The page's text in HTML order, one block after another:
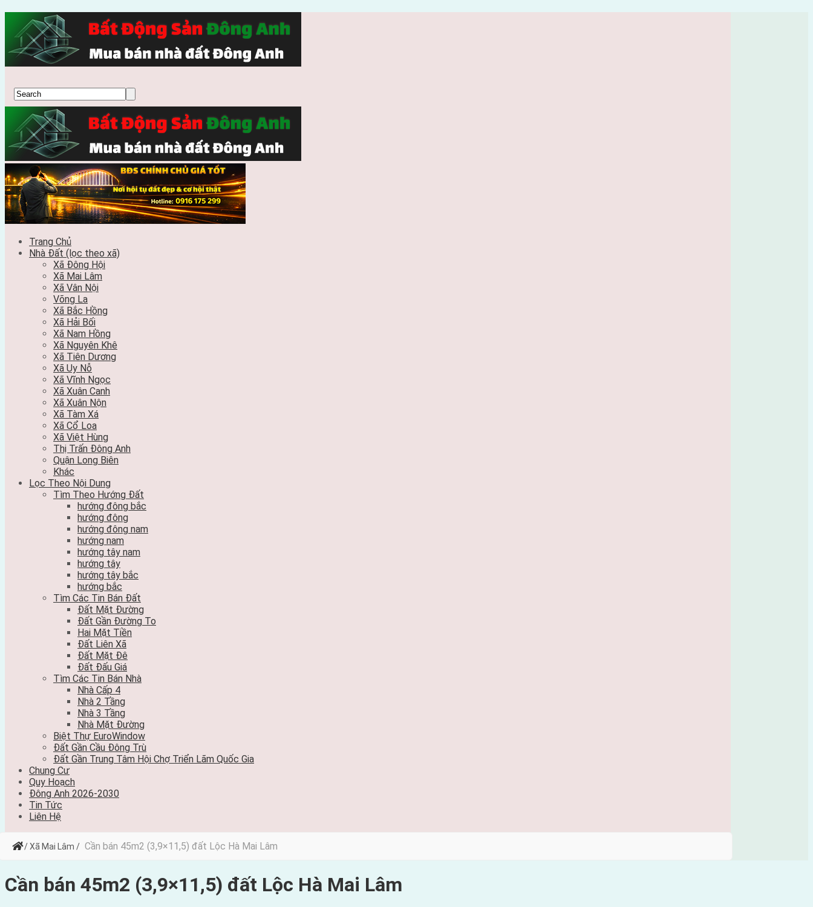
Trang Chủ
Nhà Đất (lọc theo xã)
Xã Đông Hội
Xã Mai Lâm
Xã Vân Nội
Võng La
Xã Bắc Hồng
Xã Hải Bối
Xã Nam Hồng
Xã Nguyên Khê
Xã Tiên Dương
Xã Uy Nỗ
Xã Vĩnh Ngọc
Xã Xuân Canh
Xã Xuân Nộn
Xã Tàm Xá
Xã Cổ Loa
Xã Việt Hùng
Thị Trấn Đông Anh
Quận Long Biên
Khác
Lọc Theo Nội Dung
Tìm Theo Hướng Đất
hướng đông bắc
hướng đông
hướng đông nam
hướng nam
hướng tây nam
hướng tây
hướng tây bắc
hướng bắc
Tìm Các Tin Bán Đất
Đất Mặt Đường
Đất Gần Đường To
Hai Mặt Tiền
Đất Liên Xã
Đất Mặt Đê
Đất Đấu Giá
Tìm Các Tin Bán Nhà
Nhà Cấp 4
Nhà 2 Tầng
Nhà 3 Tầng
Nhà Mặt Đường
Biệt Thự EuroWindow
Đất Gần Cầu Đông Trù
Đất Gần Trung Tâm Hội Chợ Triển Lãm Quốc Gia
Chung Cư
Quy Hoạch
Đông Anh 2026-2030
Tin Tức
Liên Hệ
/ Xã Mai Lâm / Cần bán 45m2 (3,9×11,5) đất Lộc Hà Mai Lâm
Cần bán 45m2 (3,9×11,5) đất Lộc Hà Mai Lâm